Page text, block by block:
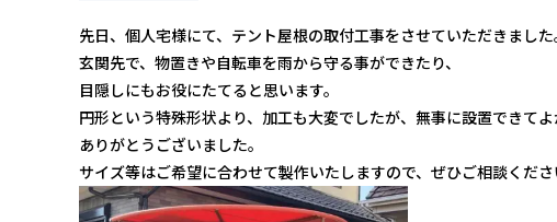
先日、個人宅様にて、テント屋根の取付工事をさせていただきました
玄関先で、物置きや自転車を雨から守る事ができたり、
目隠しにもお役にたてると思います。
円形という特殊形状より、加工も大変でしたが、無事に設置できてよ
ありがとうございました。
サイズ等はご希望に合わせて製作いたしますので、ぜひご相談くださ